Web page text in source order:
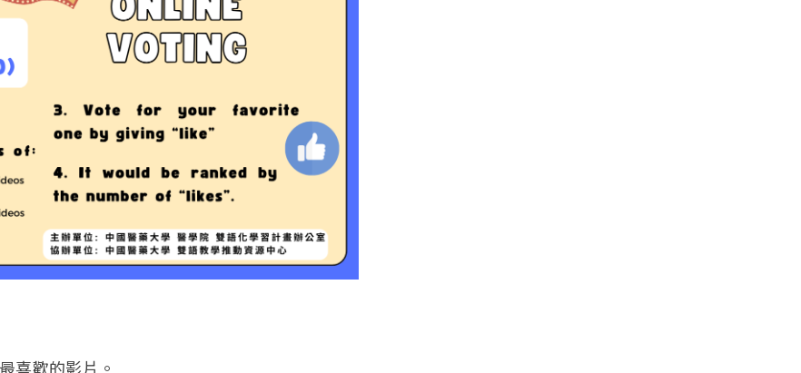
喜歡的影片。